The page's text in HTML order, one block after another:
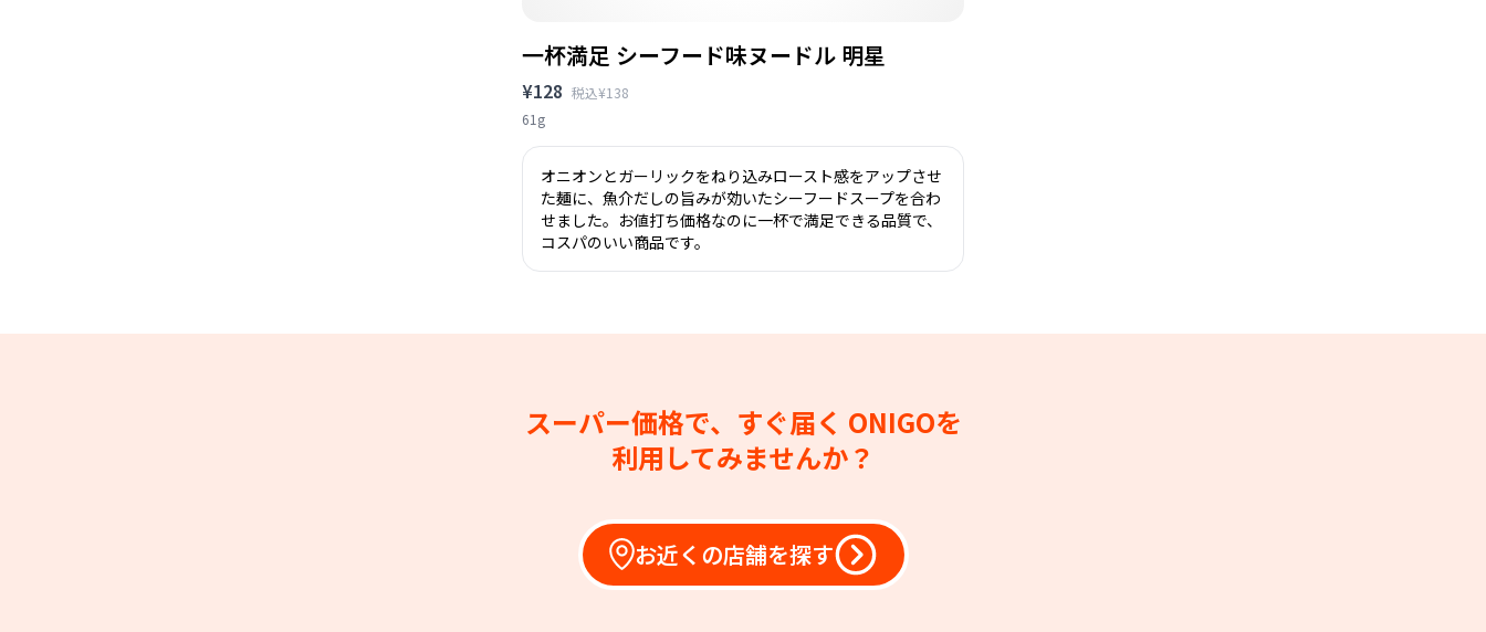
一杯満足 シーフード味ヌードル 明星
¥128 税込¥138
61g
オニオンとガーリックをねり込みロースト感をアップさせ
た麺に、魚介だしの旨みが効いたシーフードスープを合わ
せました。お値打ち価格なのに一杯で満足できる品質で、
コスパのいい商品です。
スーパー価格で、すぐ届く ONIGOを
利用してみませんか？
お近くの店舗を探す